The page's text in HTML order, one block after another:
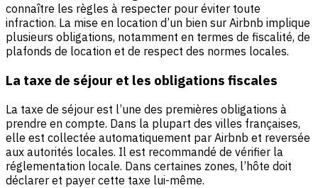
connaître les règles à respecter pour éviter toute
infraction. La mise en location d’un bien sur Airbnb implique
plusieurs obligations, notamment en termes de fiscalité, de
plafonds de location et de respect des normes locales.
La taxe de séjour et les obligations fiscales
La taxe de séjour est l’une des premières obligations à
prendre en compte. Dans la plupart des villes françaises,
elle est collectée automatiquement par Airbnb et reversée
aux autorités locales. Il est recommandé de vérifier la
réglementation locale. Dans certaines zones, l’hôte doit
déclarer et payer cette taxe lui-même.